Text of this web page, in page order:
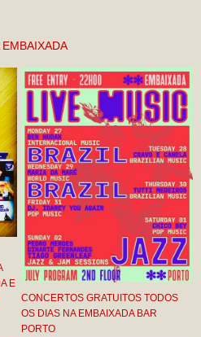
E
CONCERTOS GRATUITOS TODOS
OS DIAS NA EMBAIXADA BAR
PORTO